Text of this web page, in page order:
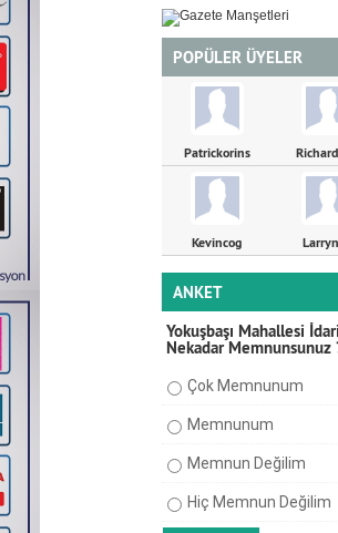
POPÜLER ÜYELER
Patrickorins
Kevincog
ANKET
Yokuşbaşı Mahallesi
Nekadar Memnunsunuz
Çok Memnunum
Memnunum
Memnun Değilim
Hiç Memnun Değilim